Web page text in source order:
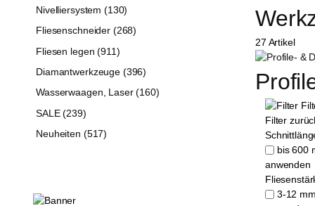
27 Artikel
Filter
bis 600
anwenden
3-12 mm
Nivelliersystem (130)
Fliesenschneider (268)
Fliesen legen (911)
Diamantwerkzeuge (396)
Wasserwaagen, Laser (160)
SALE (239)
Neuheiten (517)